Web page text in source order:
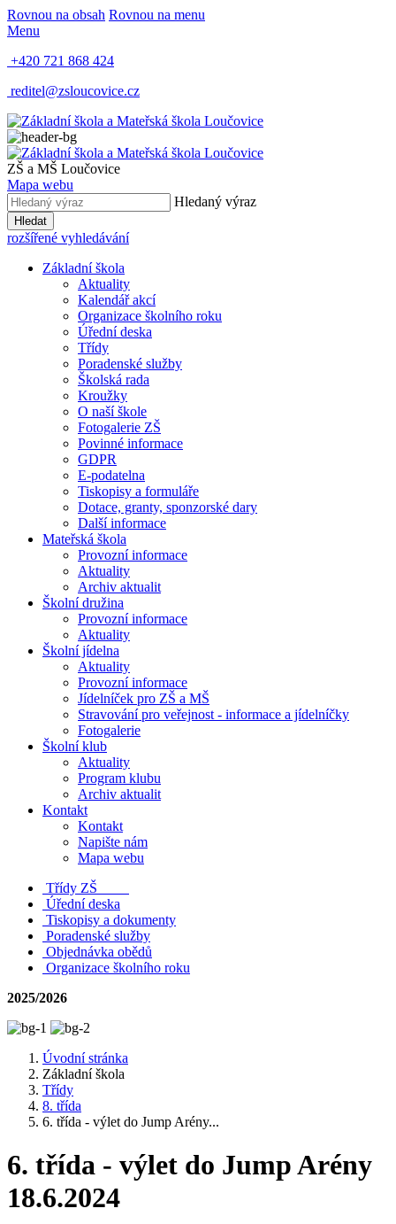
Rovnou na obsah Rovnou na menu
Menu
+420 721 868 424
reditel@zsloucovice.cz
ZŠ a MŠ Loučovice
Mapa webu
Hledaný výraz
Hledat
rozšířené vyhledávání
Základní škola
Aktuality
Kalendář akcí
Organizace školního roku
Úřední deska
Třídy
Poradenské služby
Školská rada
Kroužky
O naší škole
Fotogalerie ZŠ
Povinné informace
GDPR
E-podatelna
Tiskopisy a formuláře
Dotace, granty, sponzorské dary
Další informace
Mateřská škola
Provozní informace
Aktuality
Archiv aktualit
Školní družina
Provozní informace
Aktuality
Školní jídelna
Aktuality
Provozní informace
Jídelníček pro ZŠ a MŠ
Stravování pro veřejnost - informace a jídelníčky
Fotogalerie
Školní klub
Aktuality
Program klubu
Archiv aktualit
Kontakt
Kontakt
Napište nám
Mapa webu
Třídy ZŠ
Úřední deska
Tiskopisy a dokumenty
Poradenské služby
Objednávka obědů
Organizace školního roku
2025/2026
Úvodní stránka
Základní škola
Třídy
8. třída
6. třída - výlet do Jump Arény...
6. třída - výlet do Jump Arény
18.6.2024